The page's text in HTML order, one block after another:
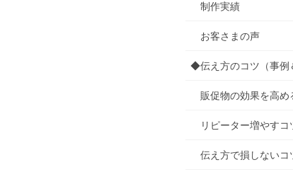
制作実績
お客さまの声
◆伝え方のコツ（事例
販促物の効果を高め
リピーター増やすコ
伝え方で損しないコ